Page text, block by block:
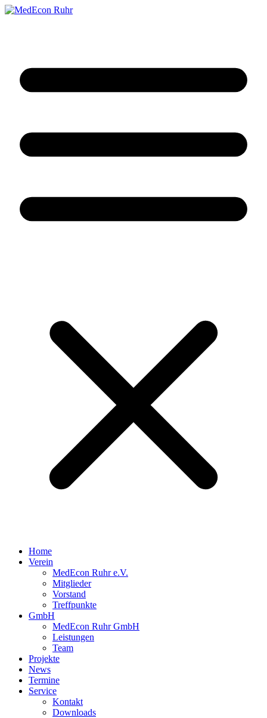
Home
Verein
MedEcon Ruhr e.V.
Mitglieder
Vorstand
Treffpunkte
GmbH
MedEcon Ruhr GmbH
Leistungen
Team
Projekte
News
Termine
Service
Kontakt
Downloads